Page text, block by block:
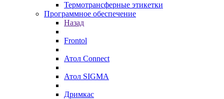
Термотрансферные этикетки
Программное обеспечение
Назад
Frontol
Атол Connect
Атол SIGMA
Дримкас